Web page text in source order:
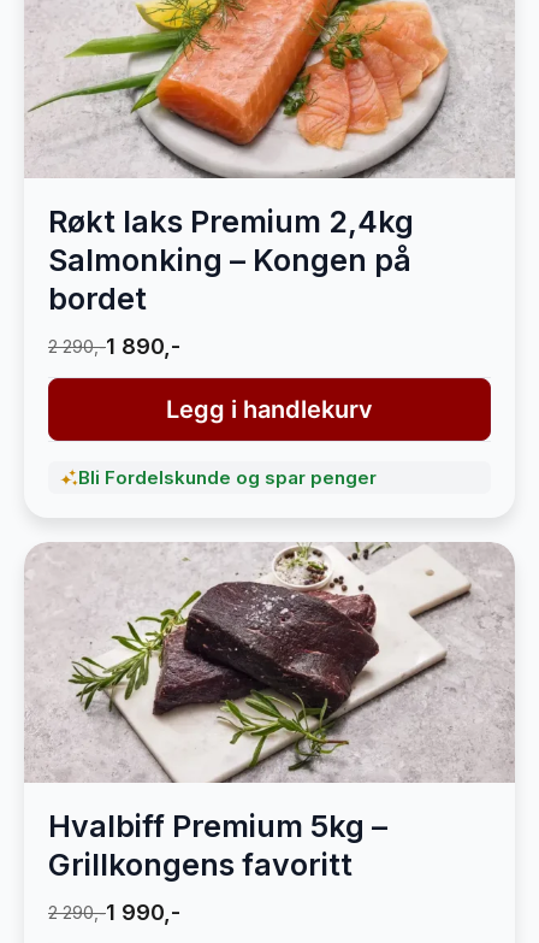
Røkt laks Premium 2,4kg
Salmonking – Kongen på
bordet
2 290,-1 890,-
Legg i handlekurv
Bli Fordelskunde og spar penger
Hvalbiff Premium 5kg –
Grillkongens favoritt
2 290,-1 990,-